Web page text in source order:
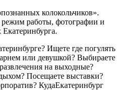
колокольчиков».
работы, фотографии и
Ищете где погулять
или девушкой? Выбираете
на выходные?
Посещаете выставки?
КудаЕкатеринбург